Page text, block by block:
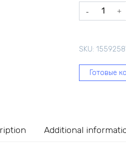
Комплект
водосточной
ПВХ
белый
K3-
SKU:
Готовые
Additional